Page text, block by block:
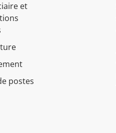
et
postes